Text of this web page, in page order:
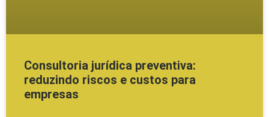
Consultoria jurídica preventiva:
reduzindo riscos e custos para
empresas